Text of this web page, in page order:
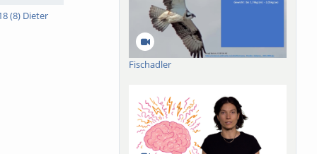
(8) Dieter
Sa-Uni-SS18 (7) Nicolas
Europavisionen im
Dreißigjährigen Krieg
Asch: Konflikteskalation
und gescheiterte
Kompromisse: Der lange
Fischadler